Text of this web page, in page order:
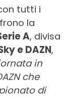
tutti i
la
A, divisa
e DAZN,
in
che
di